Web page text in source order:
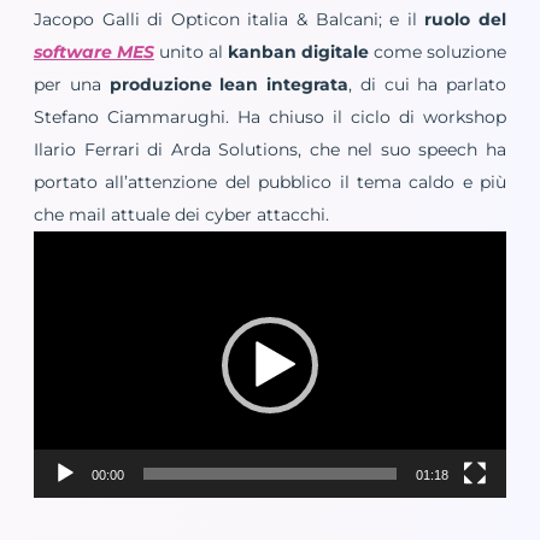
Jacopo Galli di Opticon italia & Balcani; e il ruolo del
software MES unito al kanban digitale come soluzione
per una produzione lean integrata, di cui ha parlato
Stefano Ciammarughi. Ha chiuso il ciclo di workshop
Ilario Ferrari di Arda Solutions, che nel suo speech ha
portato all’attenzione del pubblico il tema caldo e più
che mail attuale dei cyber attacchi.
00:00 01:18